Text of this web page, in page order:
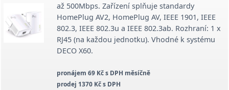
až 500Mbps. Zařízení splňuje standardy
HomePlug AV2, HomePlug AV, IEEE 1901, IEEE
802.3, IEEE 802.3u a IEEE 802.3ab. Rozhraní: 1 x
RJ45 (na každou jednotku). Vhodné k systému
DECO X60.
pronájem 69 Kč s DPH měsíčně
prodej 1370 Kč s DPH